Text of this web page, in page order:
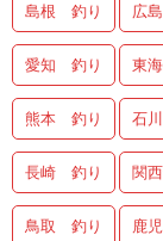
島根 釣り 広
愛知 釣り 東
熊本 釣り 石
長崎 釣り 関
鳥取 釣り 鹿